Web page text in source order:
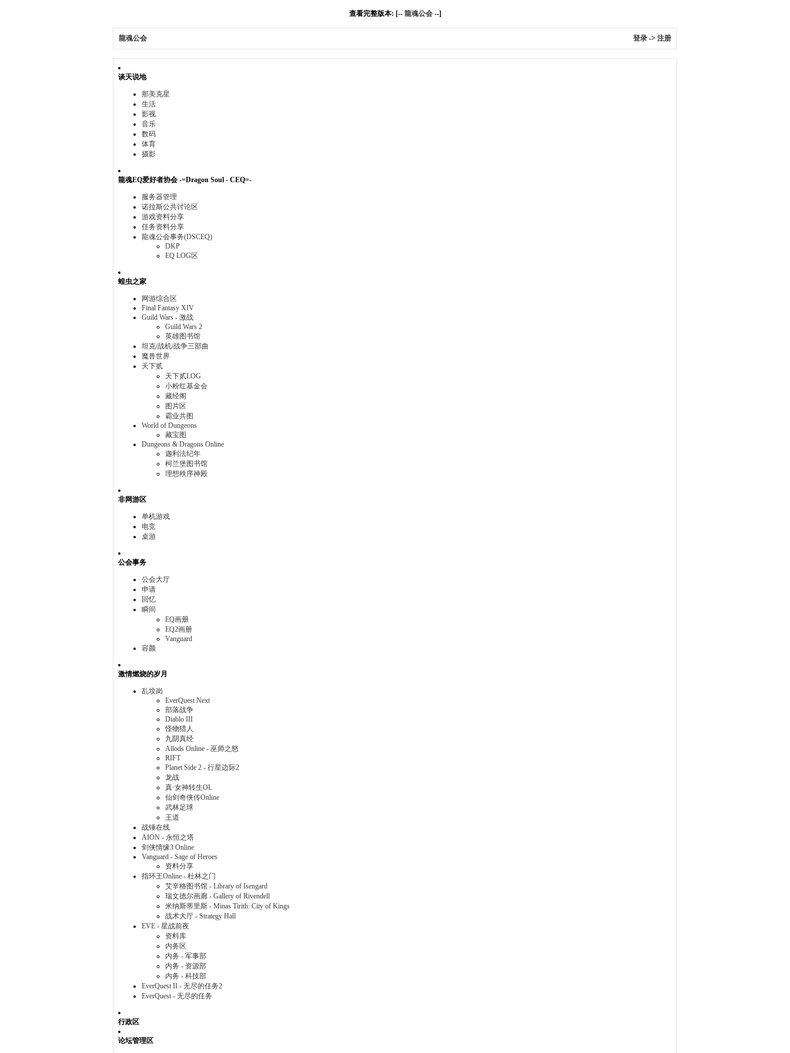
查看完整版本: [-- 龍魂公会--]
龍魂公会 登录 -> 注册
谈天说地
那美克星
生活
影视
音乐
数码
体育
摄影
龍魂EQ爱好者协会 -=Dragon Soul - CEQ=-
服务器管理
诺拉斯公共讨论区
游戏资料分享
任务资料分享
龍魂公会事务(DSCEQ)
DKP
EQ LOG区
蝗虫之家
网游综合区
Final Fantasy XIV
Guild Wars - 激战
Guild Wars 2
英雄图书馆
坦克/战机/战争三部曲
魔兽世界
天下贰
天下贰LOG
小粉红基金会
藏经阁
图片区
霸业共图
World of Dungeons
藏宝图
Dungeons & Dragons Online
迦利法纪年
柯兰堡图书馆
理想秩序神殿
非网游区
单机游戏
电竞
桌游
公会事务
公会大厅
申请
回忆
瞬间
EQ画册
EQ2画册
Vanguard
容颜
激情燃烧的岁月
乱坟岗
EverQuest Next
部落战争
Diablo III
怪物猎人
九阴真经
Allods Online - 巫师之怒
RIFT
Planet Side 2 - 行星边际2
龙战
真·女神转生OL
仙剑奇侠传Online
武林足球
王道
战锤在线
AION - 永恒之塔
剑侠情缘3 Online
Vanguard - Sage of Heroes
资料分享
指环王Online - 杜林之门
艾辛格图书馆 - Library of Isengard
瑞文德尔画廊 - Gallery of Rivendell
米纳斯蒂里斯 - Minas Tirith: City of Kings
战术大厅 - Strategy Hall
EVE - 星战前夜
资料库
内务区
内务 - 军事部
内务 - 资源部
内务 - 科技部
EverQuest II - 无尽的任务2
EverQuest - 无尽的任务
行政区
论坛管理区